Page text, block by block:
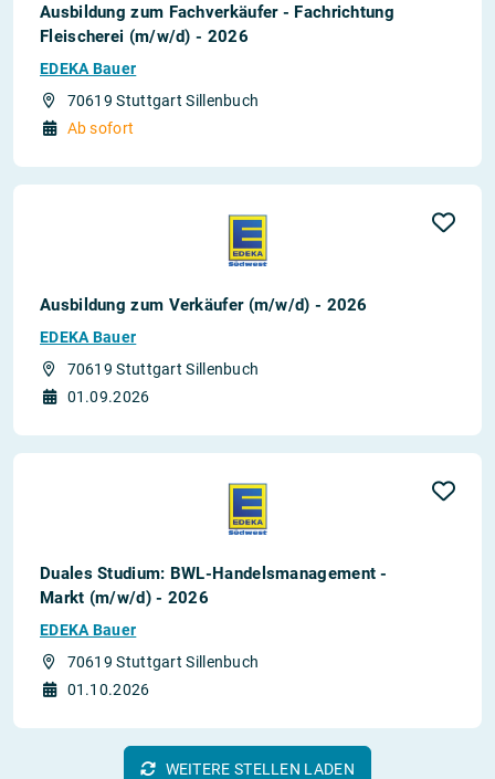
Ausbildung zum Fachverkäufer - Fachrichtung
Fleischerei (m/w/d) - 2026
EDEKA Bauer
70619 Stuttgart Sillenbuch
Ab sofort
Ausbildung zum Verkäufer (m/w/d) - 2026
EDEKA Bauer
70619 Stuttgart Sillenbuch
01.09.2026
Duales Studium: BWL-Handelsmanagement -
Markt (m/w/d) - 2026
EDEKA Bauer
70619 Stuttgart Sillenbuch
01.10.2026
WEITERE STELLEN LADEN